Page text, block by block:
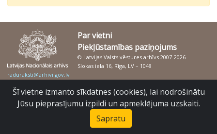
Par vietni
Piekļūstamības paziņojums
© Latvijas Valsts vēstures arhīvs 2007-2026
Slokas iela 16, Rīga, LV – 1048
raduraksti@arhivi.gov.lv
Šī vietne izmanto sīkdatnes (cookies), lai nodrošinātu
Jūsu pieprasījumu izpildi un apmeklējuma uzskaiti.
Sapratu